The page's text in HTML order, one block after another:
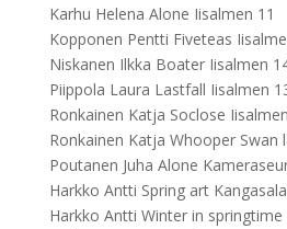
Karhu Helena Alone Iisalmen 11
Kopponen Pentti Fiveteas
Niskanen Ilkka Boater Iisalmen
Piippola Laura Lastfall Iisalmen
Ronkainen Katja Soclose
Ronkainen Katja Whooper Swan
Poutanen Juha Alone
Harkko Antti Spring art
Harkko Antti Winter in springtime